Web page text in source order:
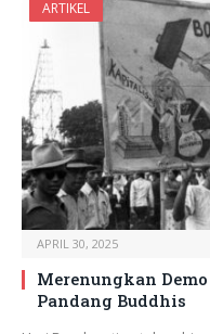
ARTIKEL
APRIL 30, 2025
Merenungkan
Pandang Buddhis